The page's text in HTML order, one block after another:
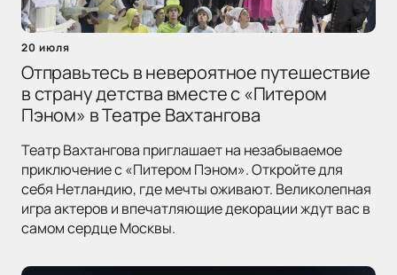
20 июля
Отправьтесь в невероятное путешествие
в страну детства вместе с «Питером
Пэном» в Театре Вахтангова
Театр Вахтангова приглашает на незабываемое
приключение с «Питером Пэном». Откройте для
себя Нетландию, где мечты оживают. Великолепная
игра актеров и впечатляющие декорации ждут вас в
самом сердце Москвы.